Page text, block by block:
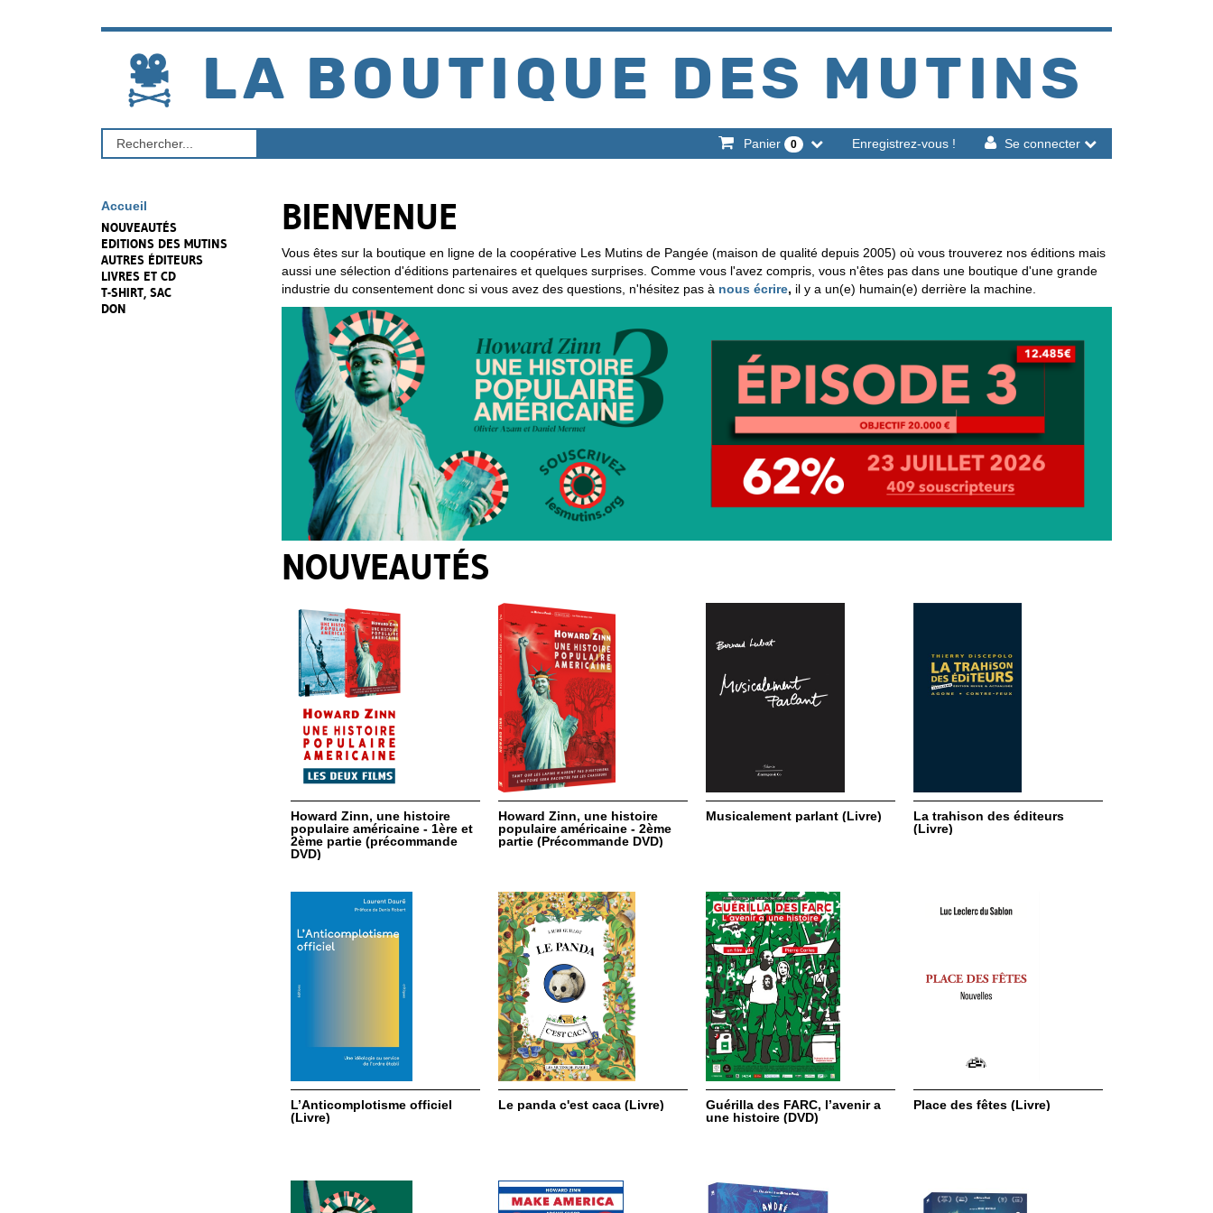
LA BOUTIQUE DES MUTINS
Rechercher
un
Enregistrez-vous ! Se connecter
Panier 0
Accueil
NOUVEAUTÉS
EDITIONS DES MUTINS
AUTRES ÉDITEURS
LIVRES ET CD
T-SHIRT, SAC
DON
BIENVENUE
Vous êtes sur la boutique en ligne de la coopérative Les Mutins de Pangée (maison de qualité depuis 2005) où vous trouverez nos éditions mais
aussi une sélection d'éditions partenaires et quelques surprises. Comme vous l'avez compris, vous n'êtes pas dans une boutique d'une grande
industrie du consentement donc si vous avez des questions, n'hésitez pas à nous écrire, il y a un(e) humain(e) derrière la machine.
NOUVEAUTÉS
Howard Zinn, une histoire
populaire américaine - 1ère et
2ème partie (précommande
DVD)
Howard Zinn, une histoire
populaire américaine - 2ème
partie (Précommande DVD)
Musicalement parlant (Livre)
La trahison des éditeurs
(Livre)
L’Anticomplotisme officiel
(Livre)
Le panda c'est caca (Livre)
Guérilla des FARC, l’avenir a
une histoire (DVD)
Place des fêtes (Livre)